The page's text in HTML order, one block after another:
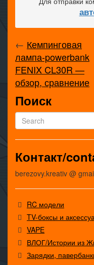
← Кемпинговая
лампа-powerbank
FENIX CL30R —
обзор, сравнение
Поиск
Контакт/
berezovy.kreativ @
RC модели
TV-боксы и
VAPE
ВЛОГ/Истории из
Зарядки,